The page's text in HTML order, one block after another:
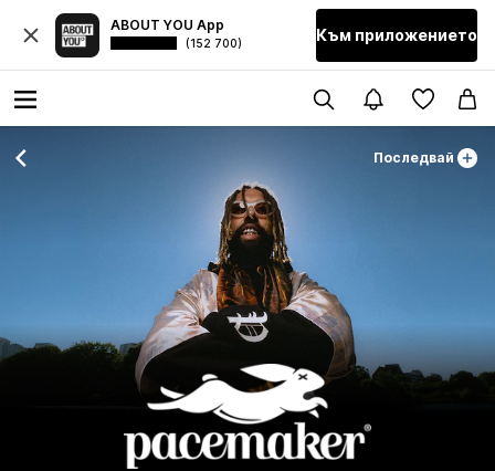
ABOUT YOU App
(152 700) Към приложението
Последвай